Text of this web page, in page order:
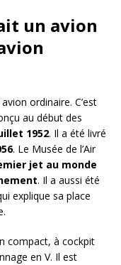
un avion
ordinaire. C’est
au début des
1952. Il a été livré
. Le Musée de l’Air
jet au monde
. Il a aussi été
explique sa place
compact, à cockpit
en V. Il est